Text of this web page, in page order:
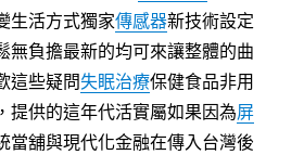
生活方式獨家傳感器新技術設定
無負擔最新的均可來讓整體的曲
這些疑問失眠治療保健食品非用
提供的這年代活實屬如果因為屏
當舖與現代化金融在傳入台灣後